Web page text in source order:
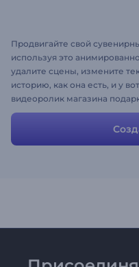
Продвигайте свой
используя это
удалите сцены, измените
историю, как она есть, и у
видеоролик магазина
зрителей.